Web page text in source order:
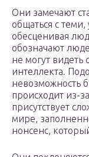
Они замечают
общаться с
обесценивая
обозначают
не могут видеть
интеллекта.
невозможность
происходит из-
присутствует
мире,
нонсенс,